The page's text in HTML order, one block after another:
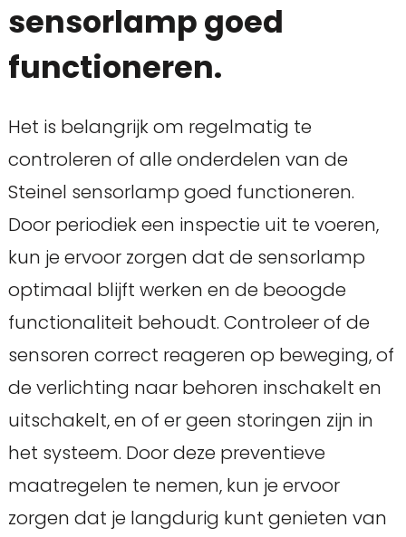
sensorlamp goed
functioneren.
Het is belangrijk om regelmatig te
controleren of alle onderdelen van de
Steinel sensorlamp goed functioneren.
Door periodiek een inspectie uit te voeren,
kun je ervoor zorgen dat de sensorlamp
optimaal blijft werken en de beoogde
functionaliteit behoudt. Controleer of de
sensoren correct reageren op beweging, of
de verlichting naar behoren inschakelt en
uitschakelt, en of er geen storingen zijn in
het systeem. Door deze preventieve
maatregelen te nemen, kun je ervoor
zorgen dat je langdurig kunt genieten van